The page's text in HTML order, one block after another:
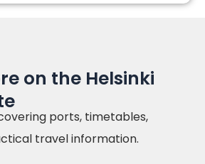
on the Helsinki
ports, timetables,
travel information.